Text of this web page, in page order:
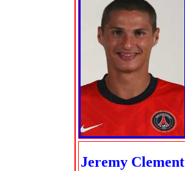
Jeremy Clement